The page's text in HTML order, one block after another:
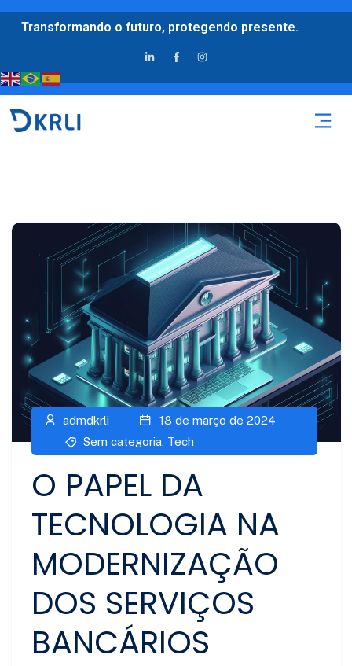
Transformando o futuro, protegendo presente.
admdkrli
18 de março de 2024
Sem categoria Tech
O PAPEL DA
TECNOLOGIA NA
MODERNIZAÇÃO
DOS SERVIÇOS
BANCÁRIOS